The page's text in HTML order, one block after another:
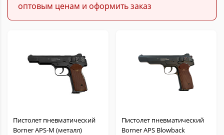
оптовым ценам и оформить заказ
Пистолет пневматический
Borner APS-M (металл)
Пистолет пневматический
Borner APS Blowback